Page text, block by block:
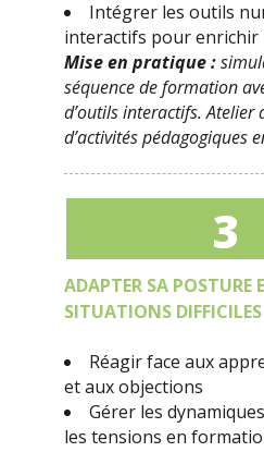
Intégrer les outils
interactifs pour enrichir
Mise en pratique :
séquence de formation
d’outils interactifs. Atelier
d’activités pédagogiques
3
ADAPTER SA POSTURE
SITUATIONS DIFFICILES
Réagir face aux
et aux objections
Gérer les
les tensions en